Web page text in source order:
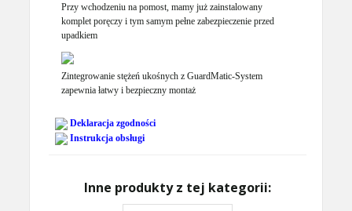
Przy wchodzeniu na pomost, mamy już zainstalowany
komplet poręczy i tym samym pełne zabezpieczenie przed
upadkiem
Zintegrowanie stężeń ukośnych z GuardMatic-System
zapewnia łatwy i bezpieczny montaż
Deklaracja zgodności
Instrukcja obsługi
Inne produkty z tej kategorii: